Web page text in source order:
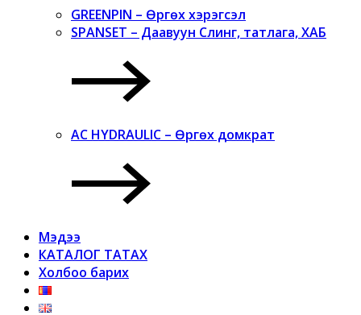
GREENPIN – Өргөх хэрэгсэл
SPANSET – Даавуун Слинг, татлага, ХАБ
AC HYDRAULIC – Өргөх домкрат
Мэдээ
КАТАЛОГ ТАТАХ
Холбоо барих